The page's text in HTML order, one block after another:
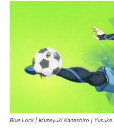
Blue Lock | Muneyuki Kaneshiro |